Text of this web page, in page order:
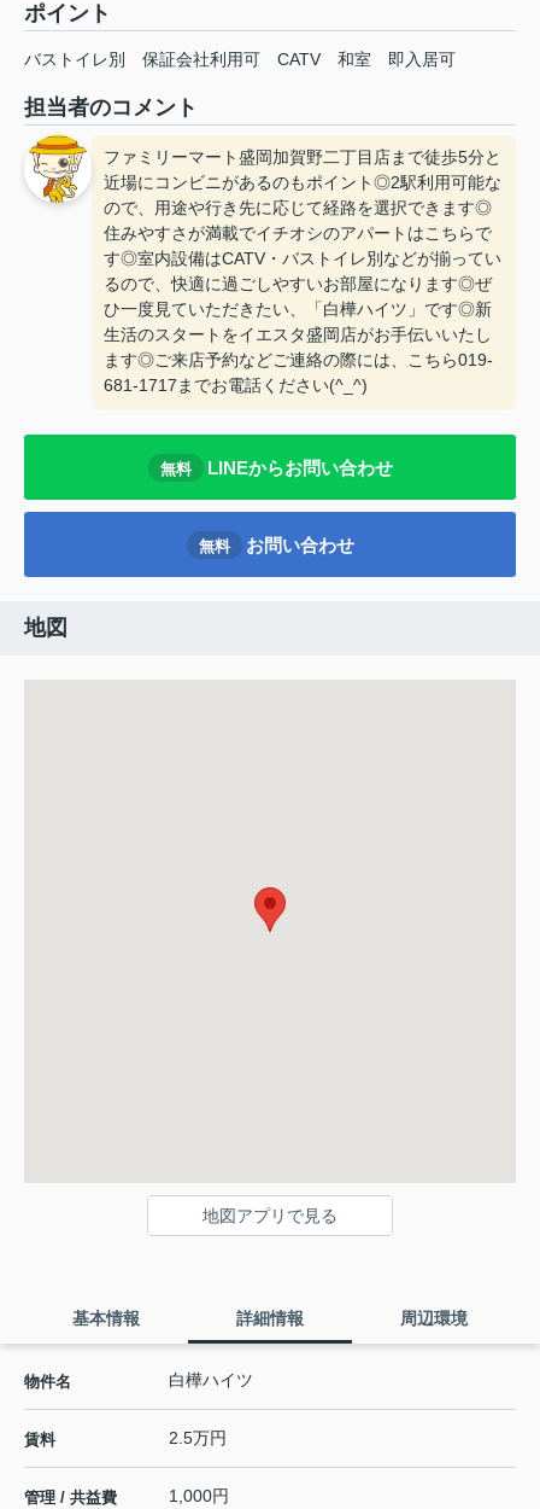
ポイント
バストイレ別 保証会社利用可 CATV 和室 即入居可
担当者のコメント
ファミリーマート盛岡加賀野二丁目店まで徒歩5分と
近場にコンビニがあるのもポイント◎2駅利用可能な
ので、用途や行き先に応じて経路を選択できます◎
住みやすさが満載でイチオシのアパートはこちらで
す◎室内設備はCATV・バストイレ別などが揃ってい
るので、快適に過ごしやすいお部屋になります◎ぜ
ひ一度見ていただきたい、「白樺ハイツ」です◎新
生活のスタートをイエスタ盛岡店がお手伝いいたし
ます◎ご来店予約などご連絡の際には、こちら019-
681-1717までお電話ください(^_^)
無料 LINEからお問い合わせ
無料 お問い合わせ
地図
地図アプリで見る
基本情報 詳細情報 周辺環境
物件名 白樺ハイツ
賃料 2.5万円
管理 / 共益費 1,000円